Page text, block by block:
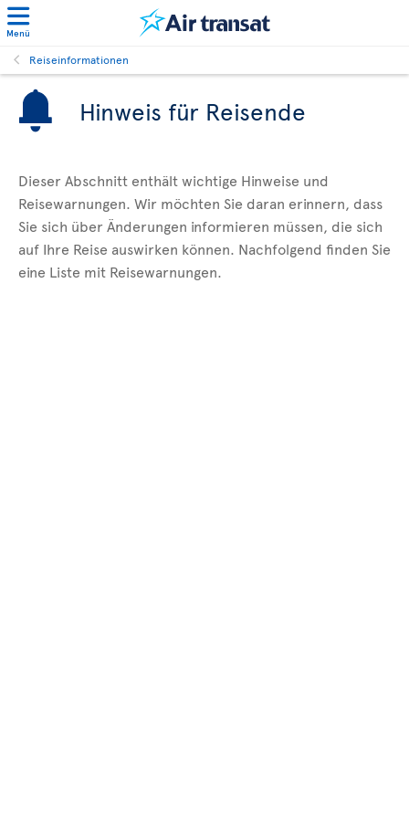
Menü
Reiseinformationen
Hinweis für Reisende
Dieser Abschnitt enthält wichtige Hinweise und
Reisewarnungen. Wir möchten Sie daran erinnern, dass
Sie sich über Änderungen informieren müssen, die sich
auf Ihre Reise auswirken können. Nachfolgend finden Sie
eine Liste mit Reisewarnungen.